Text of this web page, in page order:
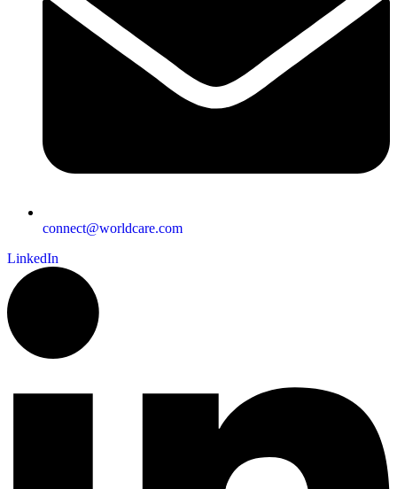
connect@worldcare.com
LinkedIn